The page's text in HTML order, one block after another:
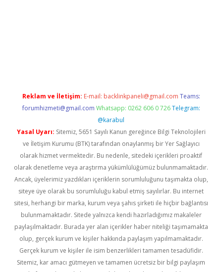
Reklam ve İletişim: E-mail: backlinkpaneli@gmail.com Teams:
forumhizmeti@gmail.com Whatsapp: 0262 606 0 726 Telegram:
@karabul
Yasal Uyarı: Sitemiz, 5651 Sayılı Kanun gereğince Bilgi Teknolojileri
ve İletişim Kurumu (BTK) tarafından onaylanmış bir Yer Sağlayıcı
olarak hizmet vermektedir. Bu nedenle, sitedeki içerikleri proaktif
olarak denetleme veya araştırma yükümlülüğümüz bulunmamaktadır.
Ancak, üyelerimiz yazdıkları içeriklerin sorumluluğunu taşımakta olup,
siteye üye olarak bu sorumluluğu kabul etmiş sayılırlar. Bu internet
sitesi, herhangi bir marka, kurum veya şahıs şirketi ile hiçbir bağlantısı
bulunmamaktadır. Sitede yalnızca kendi hazırladığımız makaleler
paylaşılmaktadır. Burada yer alan içerikler haber niteliği taşımamakta
olup, gerçek kurum ve kişiler hakkında paylaşım yapılmamaktadır.
Gerçek kurum ve kişiler ile isim benzerlikleri tamamen tesadüfidir.
Sitemiz, kar amacı gütmeyen ve tamamen ücretsiz bir bilgi paylaşım